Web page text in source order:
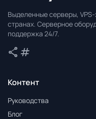
Выделенные серверы,
странах. Серверное
поддержка 24/7.
share Поделиться
tag
Контент
Руководства
Блог